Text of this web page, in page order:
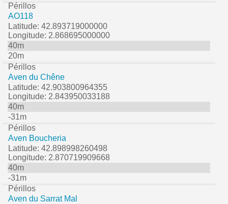
Périllos
AO118
Latitude: 42.893719000000
Longitude: 2.868695000000
40m
20m
Périllos
Aven du Chêne
Latitude: 42.903800964355
Longitude: 2.843950033188
40m
-31m
Périllos
Aven Boucheria
Latitude: 42.898998260498
Longitude: 2.870719909668
40m
-31m
Périllos
Aven du Sarrat Mal